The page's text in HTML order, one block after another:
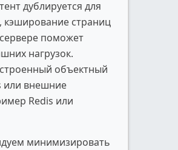
дублируется для
кэширование страниц
поможет
нагрузок.
объектный
или внешние
Redis или
минимизировать